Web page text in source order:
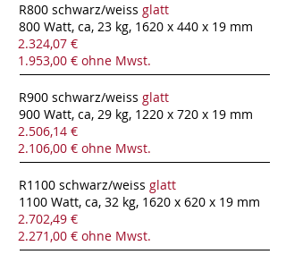
R800 schwarz/weiss glatt
800 Watt, ca, 23 kg, 1620 x 440 x 19 mm
2.324,07 €
1.953,00 € ohne Mwst.
R900 schwarz/weiss glatt
900 Watt, ca, 29 kg, 1220 x 720 x 19 mm
2.506,14 €
2.106,00 € ohne Mwst.
R1100 schwarz/weiss glatt
1100 Watt, ca, 32 kg, 1620 x 620 x 19 mm
2.702,49 €
2.271,00 € ohne Mwst.